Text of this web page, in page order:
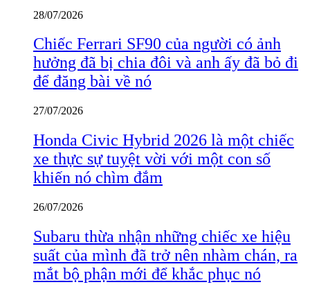
28/07/2026
Chiếc Ferrari SF90 của người có ảnh
hưởng đã bị chia đôi và anh ấy đã bỏ đi
để đăng bài về nó
27/07/2026
Honda Civic Hybrid 2026 là một chiếc
xe thực sự tuyệt vời với một con số
khiến nó chìm đắm
26/07/2026
Subaru thừa nhận những chiếc xe hiệu
suất của mình đã trở nên nhàm chán, ra
mắt bộ phận mới để khắc phục nó